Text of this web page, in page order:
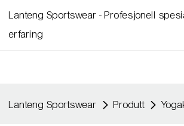
Lanteng Sportswear - Profesjonell
erfaring
Lanteng Sportswear Produtt